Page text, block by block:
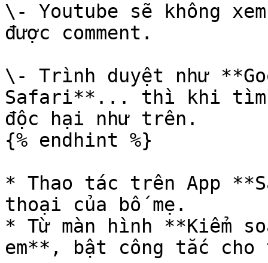
\- Youtube sẽ không
được comment.
\- Trình duyệt như
Safari**... thì khi tìm
độc hại như trên.
{% endhint %}
* Thao tác trên App
thoại của bố mẹ.
* Từ màn hình **Kiểm
em**, bật công tắc